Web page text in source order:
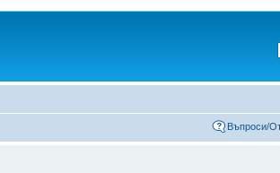
Въпроси/